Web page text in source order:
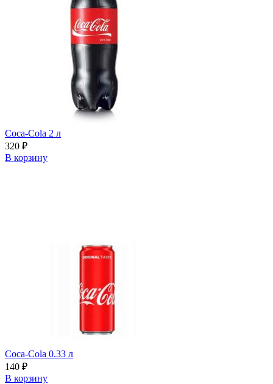
Сoca-Cola 2 л
320 ₽
В корзину
Coca-Cola 0.33 л
140 ₽
В корзину